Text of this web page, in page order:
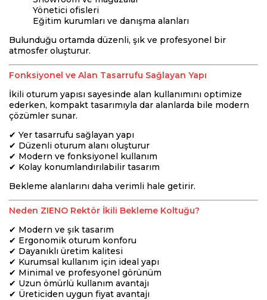
Yönetici ofisleri
Eğitim kurumları ve danışma alanları
Bulunduğu ortamda düzenli, şık ve profesyonel bir
atmosfer oluşturur.
Fonksiyonel ve Alan Tasarrufu Sağlayan Yapı
İkili oturum yapısı sayesinde alan kullanımını optimize
ederken, kompakt tasarımıyla dar alanlarda bile modern
çözümler sunar.
✔ Yer tasarrufu sağlayan yapı
✔ Düzenli oturum alanı oluşturur
✔ Modern ve fonksiyonel kullanım
✔ Kolay konumlandırılabilir tasarım
Bekleme alanlarını daha verimli hale getirir.
Neden ZIENO Rektör İkili Bekleme Koltuğu?
✔ Modern ve şık tasarım
✔ Ergonomik oturum konforu
✔ Dayanıklı üretim kalitesi
✔ Kurumsal kullanım için ideal yapı
✔ Minimal ve profesyonel görünüm
✔ Uzun ömürlü kullanım avantajı
✔ Üreticiden uygun fiyat avantajı